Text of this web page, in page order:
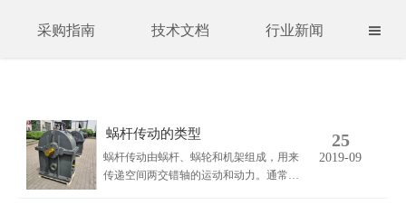
采购指南 技术文档 行业新闻 
蜗杆传动的类型
蜗杆传动由蜗杆、蜗轮和机架组成，用来
传递空间两交错轴的运动和动力。通常两
25
2019-09